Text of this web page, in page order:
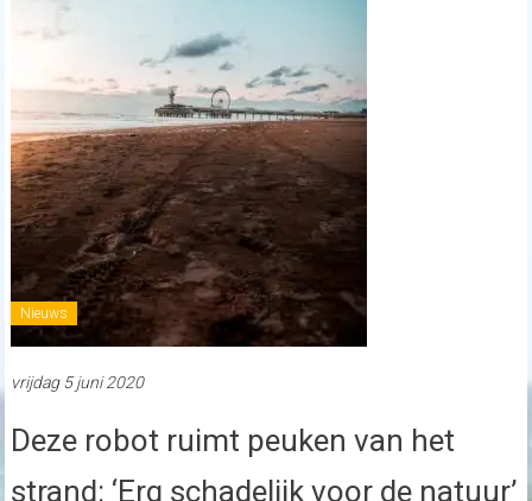
Nieuws
vrijdag 5 juni 2020
Deze robot ruimt peuken van het
strand: ‘Erg schadelijk voor de natuur’